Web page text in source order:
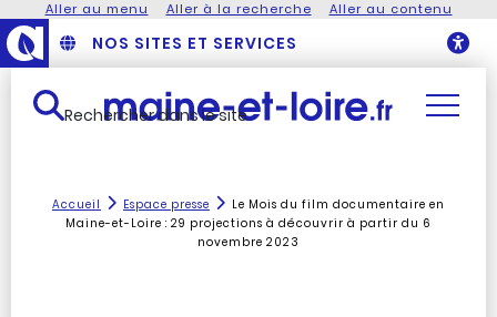
Aller au menu Aller à la recherche Aller au contenu
NOS SITES ET SERVICES
Rechercher dans le site
Accueil Espace presse
Le Mois du film documentaire en
Maine-et-Loire : 29 projections à découvrir à partir du 6
novembre 2023